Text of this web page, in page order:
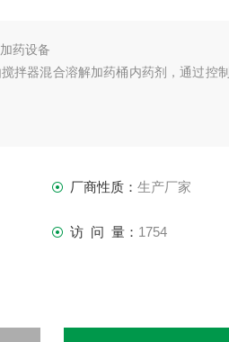
药设备
拌器混合溶解加药桶内药剂，通过控
厂商性质： 生产厂家
访 问 量： 1754